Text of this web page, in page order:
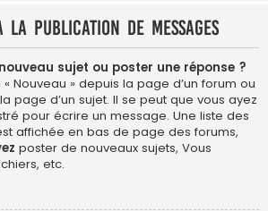
la publication de messages
sujet ou poster une réponse ?
Nouveau » depuis la page d’un forum ou
page d’un sujet. Il se peut que vous ayez
pour écrire un message. Une liste des
affichée en bas de page des forums,
poster de nouveaux sujets, Vous
etc.